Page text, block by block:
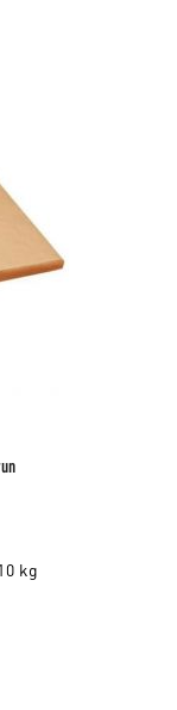
kg